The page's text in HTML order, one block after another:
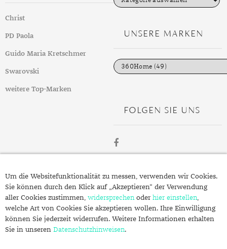
Christ
PD Paola
Guido Maria Kretschmer
Swarovski
weitere Top-Marken
a
e
n
UNSERE MARKEN
FOLGEN SIE UNS
SCHMUCK.DE
Fragen zu Ihrer Bestellung?
Kontakt
Um die Websitefunktionalität zu messen, verwenden wir Cookies.
Sie können durch den Klick auf „Akzeptieren“ der Verwendung
aller Cookies zustimmen, widersprechenoder hier einstellen,
welche Art von Cookies Sie akzeptieren wollen. Ihre Einwilligung
können Sie jederzeit widerrufen. Weitere Informationen erhalten
Sie in unseren Datenschutzhinweisen.